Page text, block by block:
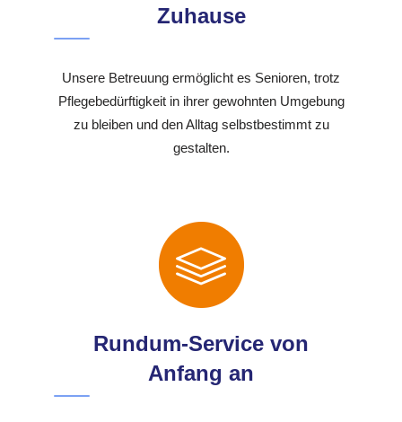
Zuhause
Unsere Betreuung ermöglicht es Senioren, trotz
Pflegebedürftigkeit in ihrer gewohnten Umgebung
zu bleiben und den Alltag selbstbestimmt zu
gestalten.
Rundum-Service von
Anfang an